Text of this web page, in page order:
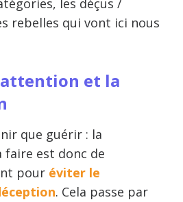
les déçus /
rebelles qui vont ici nous
et la
que guérir : la
faire est donc de
pour éviter le
. Cela passe par